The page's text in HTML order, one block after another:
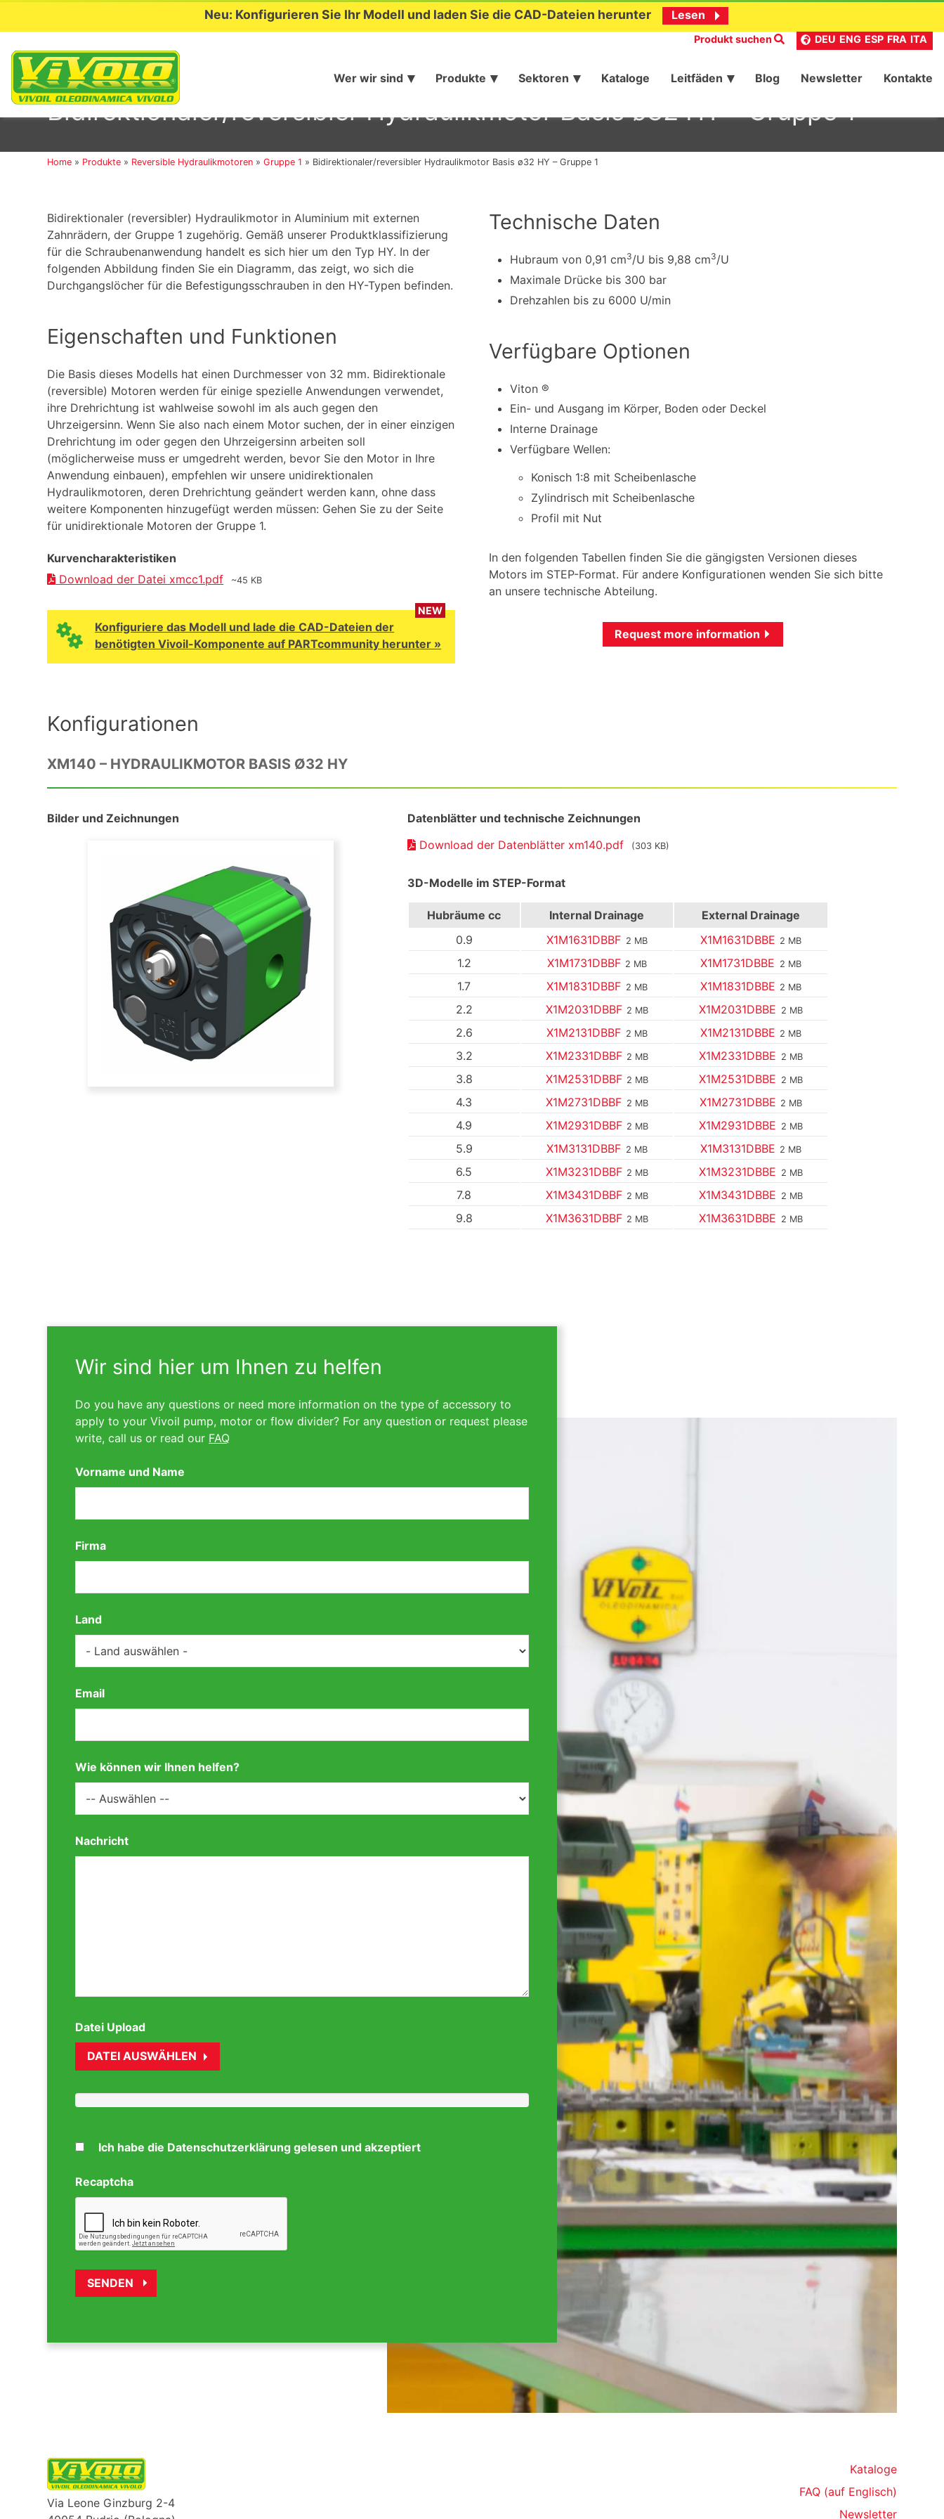
Skip
content
Neu: Konfigurieren Sie Ihr Modell und laden Sie die CAD-Dateien herunter Lesen
Produkt suchen DEU ENG ESP FRA ITA
Wer wir sind Produkte Sektoren Kataloge Leitfäden Blog Newsletter Kontakte
Bidirektionaler/reversibler Hydraulikmotor Basis ø32 HY – Gruppe 1
Home » Produkte » Reversible Hydraulikmotoren »Gruppe 1 » Bidirektionaler/reversibler Hydraulikmotor Basis ø32 HY – Gruppe 1
Bidirektionaler (reversibler) Hydraulikmotor in Aluminium mit externen
Zahnrädern, der Gruppe 1 zugehörig. Gemäß unserer Produktklassifizierung
für die Schraubenanwendung handelt es sich hier um den Typ HY. In der
folgenden Abbildung finden Sie ein Diagramm, das zeigt, wo sich die
Durchgangslöcher für die Befestigungsschrauben in den HY-Typen befinden.
Eigenschaften und Funktionen
Die Basis dieses Modells hat einen Durchmesser von 32 mm. Bidirektionale
(reversible) Motoren werden für einige spezielle Anwendungen verwendet,
ihre Drehrichtung ist wahlweise sowohl im als auch gegen den
Uhrzeigersinn. Wenn Sie also nach einem Motor suchen, der in einer einzigen
Drehrichtung im oder gegen den Uhrzeigersinn arbeiten soll
(möglicherweise muss er umgedreht werden, bevor Sie den Motor in Ihre
Anwendung einbauen), empfehlen wir unsere unidirektionalen
Hydraulikmotoren, deren Drehrichtung geändert werden kann, ohne dass
weitere Komponenten hinzugefügt werden müssen: Gehen Sie zu der Seite
für unidirektionale Motoren der Gruppe 1.
Kurvencharakteristiken
Download der Datei xmcc1.pdf
~45 KB
NEW
Konfiguriere das Modell und lade die CAD-Dateien der
benötigten Vivoil-Komponente auf PARTcommunity herunter »
Technische Daten
Hubraum von 0,91 cm3/U bis 9,88 cm3/U
Maximale Drücke bis 300 bar
Drehzahlen bis zu 6000 U/min
Verfügbare Optionen
Viton ®
Ein- und Ausgang im Körper, Boden oder Deckel
Interne Drainage
Verfügbare Wellen:
Konisch 1:8 mit Scheibenlasche
Zylindrisch mit Scheibenlasche
Profil mit Nut
In den folgenden Tabellen finden Sie die gängigsten Versionen dieses
Motors im STEP-Format. Für andere Konfigurationen wenden Sie sich bitte
an unsere technische Abteilung.
Request more information
Konfigurationen
XM140 – HYDRAULIKMOTOR BASIS Ø32 HY
Bilder und Zeichnungen
Datenblätter und technische Zeichnungen
Download der Datenblätter xm140.pdf
(303 KB)
3D-Modelle im STEP-Format
Hubräume cc Internal Drainage
External Drainage
0.9
X1M1631DBBF 2 MB X1M1631DBBE 2 MB
1.2 X1M1731DBBF 2 MB X1M1731DBBE 2 MB
1.7 X1M1831DBBF 2 MB X1M1831DBBE 2 MB
2.2 X1M2031DBBF 2 MB X1M2031DBBE 2 MB
2.6 X1M2131DBBF 2 MB X1M2131DBBE 2 MB
3.2 X1M2331DBBF 2 MB X1M2331DBBE 2 MB
3.8 X1M2531DBBF 2 MB X1M2531DBBE 2 MB
4.3 X1M2731DBBF 2 MB X1M2731DBBE 2 MB
4.9 X1M2931DBBF 2 MB X1M2931DBBE 2 MB
5.9 X1M3131DBBF 2 MB X1M3131DBBE 2 MB
6.5 X1M3231DBBF 2 MB X1M3231DBBE 2 MB
7.8 X1M3431DBBF 2 MB X1M3431DBBE 2 MB
9.8 X1M3631DBBF 2 MB X1M3631DBBE 2 MB
Wir sind hier um Ihnen zu helfen
Do you have any questions or need more information on the type of accessory to
apply to your Vivoil pump, motor or flow divider? For any question or request please
write, call us or read our FAQ
Vorname und Name
Firma
Land
Email
Wie können wir Ihnen helfen?
Nachricht
Datei Upload
DATEI AUSWÄHLEN
Ich habe die Datenschutzerklärung gelesen und akzeptiert
Recaptcha
Via Leone Ginzburg 2-4
Kataloge
FAQ (auf Englisch)
Newsletter